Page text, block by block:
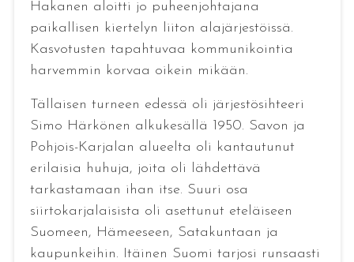
Hakanen aloitti jo puheenjohtajana
paikallisen kiertelyn liiton alajärjestöissä.
Kasvotusten tapahtuvaa kommunikointia
harvemmin korvaa oikein mikään.
Tällaisen turneen edessä oli järjestösihteeri
Simo Härkönen alkukesällä 1950. Savon ja
Pohjois-Karjalan alueelta oli kantautunut
erilaisia huhuja, joita oli lähdettävä
tarkastamaan ihan itse. Suuri osa
siirtokarjalaisista oli asettunut eteläiseen
Suomeen, Hämeeseen, Satakuntaan ja
kaupunkeihin. Itäinen Suomi tarjosi runsaasti